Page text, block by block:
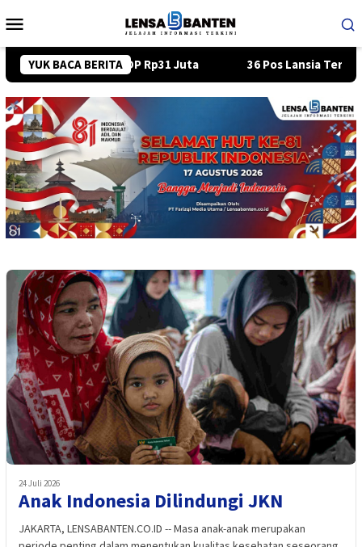
ke
Mobile
YUK BACA BERITA
Bulan, DP Rp31 Juta 36 Pos Lansia Tersebar di
24 Juli 2026
Anak Indonesia Dilindungi JKN
JAKARTA, LENSABANTEN.CO.ID -- Masa anak-anak merupakan